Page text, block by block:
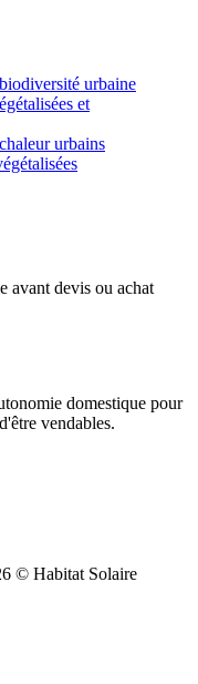
urbaine
et
urbains
avant devis ou achat
domestique pour
vendables.
© Habitat Solaire